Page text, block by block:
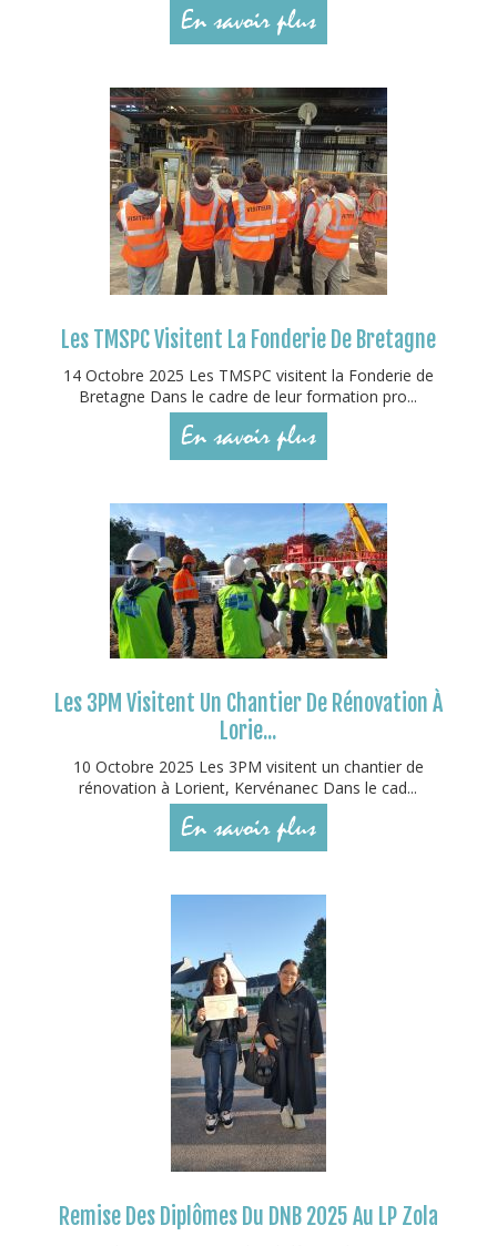
En savoir plus
Les TMSPC Visitent La Fonderie De Bretagne
14 Octobre 2025 Les TMSPC visitent la Fonderie de
Bretagne Dans le cadre de leur formation pro...
En savoir plus
Les 3PM Visitent Un Chantier De Rénovation À
Lorie...
10 Octobre 2025 Les 3PM visitent un chantier de
rénovation à Lorient, Kervénanec Dans le cad...
En savoir plus
Remise Des Diplômes Du DNB 2025 Au LP Zola